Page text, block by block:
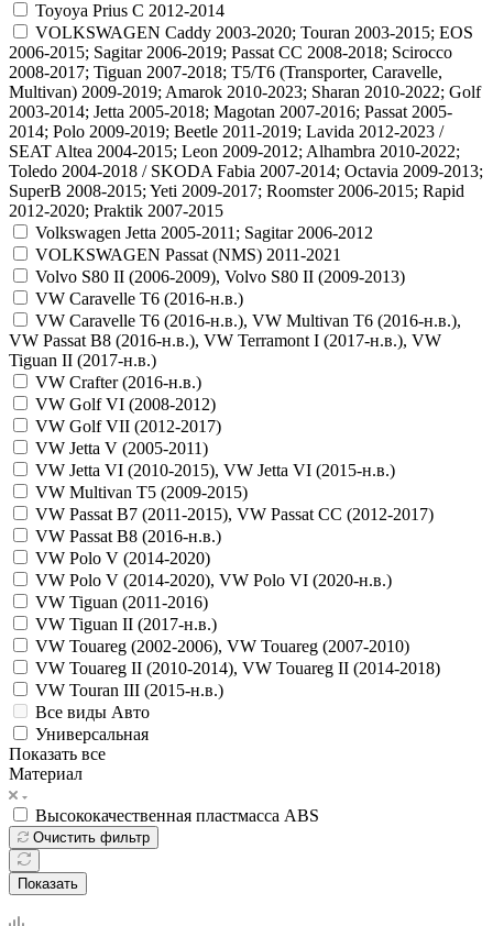
Toyoya Prius С 2012-2014
VOLKSWAGEN Caddy 2003-2020; Touran 2003-2015; EOS
2006-2015; Sagitar 2006-2019; Passat CC 2008-2018; Scirocco
2008-2017; Tiguan 2007-2018; T5/T6 (Transporter, Caravelle,
Multivan) 2009-2019; Amarok 2010-2023; Sharan 2010-2022; Golf
2003-2014; Jetta 2005-2018; Magotan 2007-2016; Passat 2005-
2014; Polo 2009-2019; Beetle 2011-2019; Lavida 2012-2023 /
SEAT Altea 2004-2015; Leon 2009-2012; Alhambra 2010-2022;
Toledo 2004-2018 / SKODA Fabia 2007-2014; Octavia 2009-2013;
SuperB 2008-2015; Yeti 2009-2017; Roomster 2006-2015; Rapid
2012-2020; Praktik 2007-2015
Volkswagen Jetta 2005-2011; Sagitar 2006-2012
VOLKSWAGEN Passat (NMS) 2011-2021
Volvo S80 II (2006-2009), Volvo S80 II (2009-2013)
VW Caravelle T6 (2016-н.в.)
VW Caravelle T6 (2016-н.в.), VW Multivan T6 (2016-н.в.),
VW Passat B8 (2016-н.в.), VW Terramont I (2017-н.в.), VW
Tiguan II (2017-н.в.)
VW Crafter (2016-н.в.)
VW Golf VI (2008-2012)
VW Golf VII (2012-2017)
VW Jetta V (2005-2011)
VW Jetta VI (2010-2015), VW Jetta VI (2015-н.в.)
VW Multivan T5 (2009-2015)
VW Passat B7 (2011-2015), VW Passat CC (2012-2017)
VW Passat B8 (2016-н.в.)
VW Polo V (2014-2020)
VW Polo V (2014-2020), VW Polo VI (2020-н.в.)
VW Tiguan (2011-2016)
VW Tiguan II (2017-н.в.)
VW Touareg (2002-2006), VW Touareg (2007-2010)
VW Touareg II (2010-2014), VW Touareg II (2014-2018)
VW Touran III (2015-н.в.)
Все виды Авто
Универсальная
Показать все
Материал
Высококачественная пластмасса ABS
Очистить фильтр
Показать